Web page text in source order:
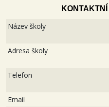
Název školy
Adresa školy
Telefon
Email